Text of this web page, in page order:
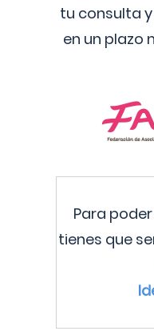
tu consulta
en un plazo
Para
tienes que